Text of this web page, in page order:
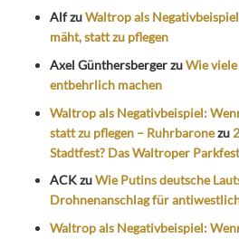
AlfzuWaltrop als
mäht, statt zu pflegen
Axel GünthersbergerzuWie
entbehrlich machen
Waltrop als Negativbeispiel:
statt zu pflegen – Ruhrbaronezu
Stadtfest? Das Waltroper
ACKzuWie Putins deutsche
Drohnenanschlag für
Waltrop als Negativbeispiel: